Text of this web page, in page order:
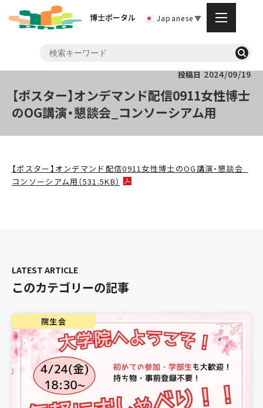
博士ポータル Japanese▼
投稿日 2024/09/19
【ポスター】オンデマンド配信0911女性博士
のOG講演・懇談会_コンソーシアム用
【ポスター】オンデマンド配信0911女性博士のOG講演・懇談会_
コンソーシアム用（531.5KB）
このカテゴリーの記事
院生会